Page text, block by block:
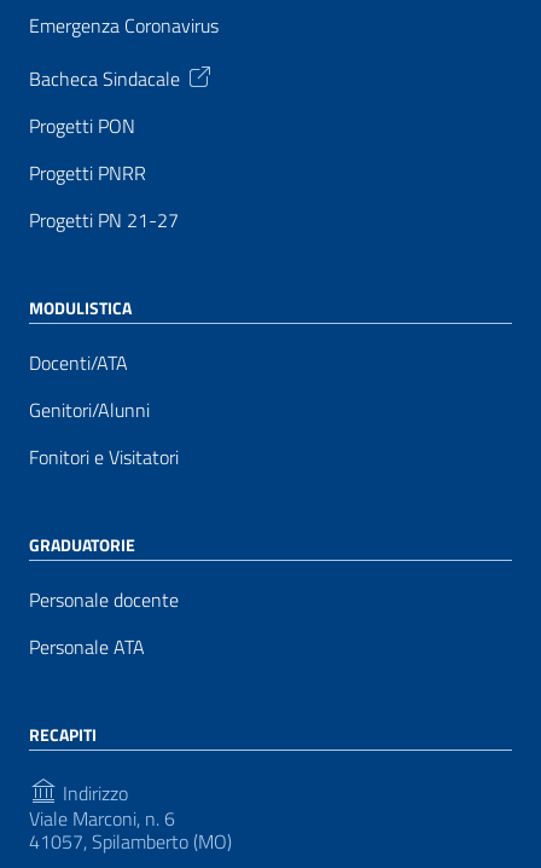
Emergenza Coronavirus
Bacheca Sindacale
Progetti PON
Progetti PNRR
Progetti PN 21-27
MODULISTICA
Docenti/ATA
Genitori/Alunni
Fonitori e Visitatori
GRADUATORIE
Personale docente
Personale ATA
RECAPITI
Indirizzo
Viale Marconi, n. 6
41057, Spilamberto (MO)